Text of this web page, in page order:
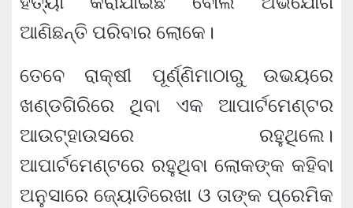
ଆଣିଛନ୍ତି ପରିବାର ଲୋକେ।
ତେବେ ରାକ୍ଷୀ ପୂର୍ଣ୍ଣିମାଠାରୁ ଉଭୟରେ
ଖଣ୍ଡଗିରିରେ ଥିବା ଏକ ଆପାର୍ଟମେଣ୍ଟର
ଆଉଟ୍‌ହାଉସରେ ରହୁଥିଲେ।
ଆପାର୍ଟମେଣ୍ଟରେ ରହୁଥିବା ଲୋକଙ୍କ କହିବା
ଅନୁସାରେ ଜ୍ୟୋତିରେଖା ଓ ତାଙ୍କ ପ୍ରେମିକ